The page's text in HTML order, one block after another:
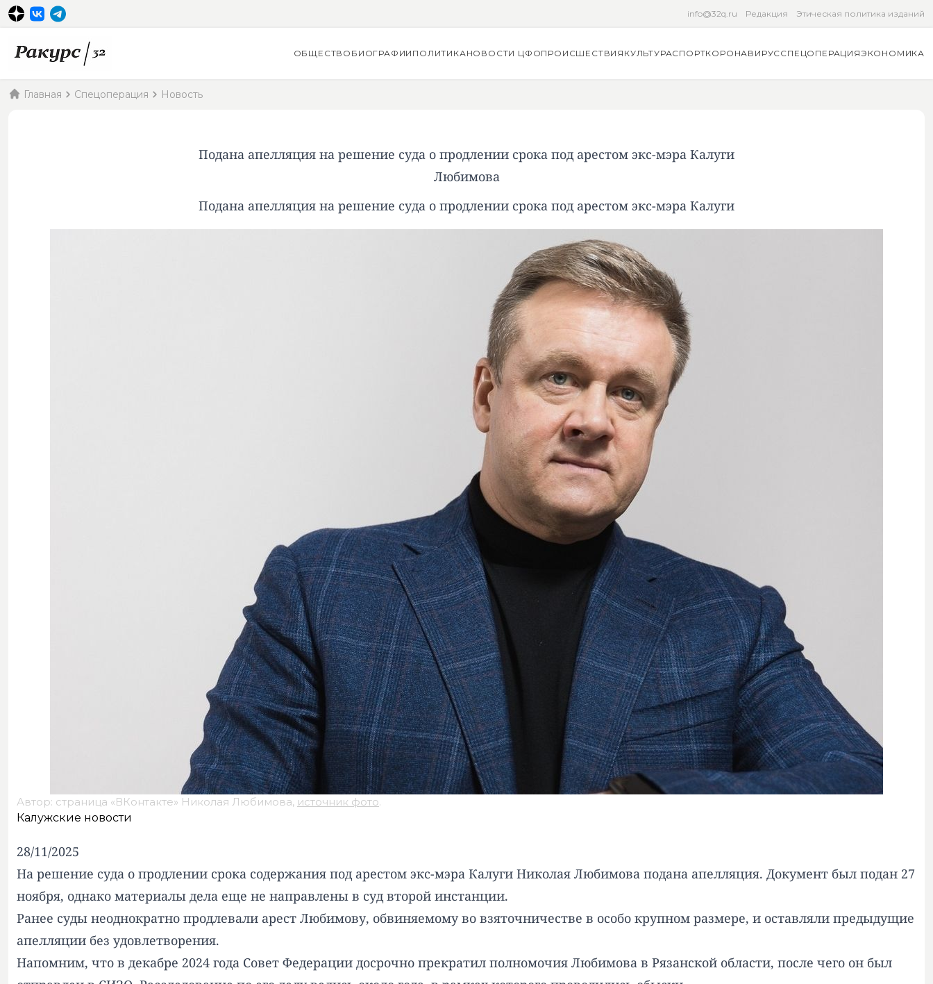
info@32q.ru Редакция Этическая политика изданий
ОБЩЕСТВО БИОГРАФИИ ПОЛИТИКАНОВОСТИ ЦФОПРОИСШЕСТВИЯ КУЛЬТУРАСПОРТКОРОНАВИРУССПЕЦОПЕРАЦИЯЭКОНОМИКА
Главная Спецоперация Новость
Подана апелляция на решение суда о продлении срока под арестом экс-мэра Калуги
Любимова
Подана апелляция на решение суда о продлении срока под арестом экс-мэра Калуги
Автор: страница «ВКонтакте» Николая Любимова, источник фото.
Калужские новости
28/11/2025
На решение суда о продлении срока содержания под арестом экс-мэра Калуги Николая Любимова подана апелляция. Документ был подан 27
ноября, однако материалы дела еще не направлены в суд второй инстанции.
Ранее суды неоднократно продлевали арест Любимову, обвиняемому во взяточничестве в особо крупном размере, и оставляли предыдущие
апелляции без удовлетворения.
Напомним, что в декабре 2024 года Совет Федерации досрочно прекратил полномочия Любимова в Рязанской области, после чего он был